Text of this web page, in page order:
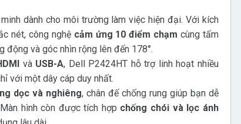
dành cho môi trường làm việc hiện đại. Với kích
nét, công nghệ cảm ứng 10 điểm chạm cùng tấm
động và góc nhìn rộng lên đến 178°.
và USB-A, Dell P2424HT hỗ trợ linh hoạt nhiều
với một dây cáp duy nhất.
dọc và nghiêng, chân đế chống rung giúp bạn dễ
hình còn được tích hợp chống chói và lọc ánh